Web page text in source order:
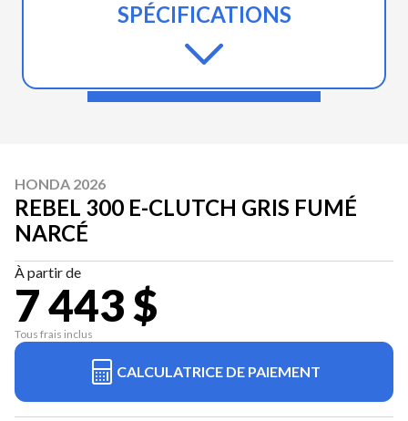
SPÉCIFICATIONS
HONDA 2026
REBEL 300 E-CLUTCH GRIS FUMÉ
NARCÉ
À partir de
7 443 $
Tous frais inclus
CALCULATRICE DE PAIEMENT